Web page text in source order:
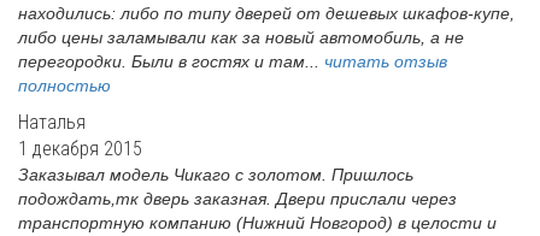
находились: либо по типу дверей от дешевых шкафов-купе,
либо цены заламывали как за новый автомобиль, а не
перегородки. Были в гостях и там... читать отзыв
полностью
Наталья
1 декабря 2015
Заказывал модель Чикаго с золотом. Пришлось
подождать,тк дверь заказная. Двери прислали через
транспортную компанию (Нижний Новгород) в целости и